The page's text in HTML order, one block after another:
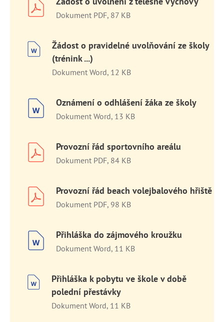
Dokument PDF, 87 KB
Žádost o pravidelné uvolňování ze školy
(trénink ...)
Dokument Word, 12 KB
Oznámení o odhlášení žáka ze školy
Dokument Word, 13 KB
Provozní řád sportovního areálu
Dokument PDF, 84 KB
Provozní řád beach volejbalového hřiště
Dokument PDF, 98 KB
Přihláška do zájmového kroužku
Dokument Word, 11 KB
Přihláška k pobytu ve škole v době
polední přestávky
Dokument Word, 11 KB